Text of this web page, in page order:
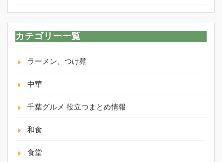
カテゴリー一覧
ラーメン、つけ麺
中華
千葉グルメ 役立つまとめ情報
和食
食堂